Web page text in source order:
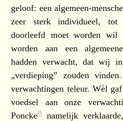
geloof: een algemeen-
zeer sterk individueel,
doorleefd moet worden wil
worden aan een
hadden verwacht, dat wij in
„verdieping” zouden
verwachtingen teleur. Wèl
voedsel aan onze
Poncke namelijk